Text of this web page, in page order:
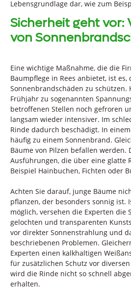
Lebensgrundlage dar, wie zum
Sicherheit geht vor:
von
Eine wichtige Maßnahme, die die
Baumpflege in Rees anbietet, ist es,
Sonnenbrandschäden zu schützen.
Frühjahr zu sogenannten
betroffenen Stellen noch gefroren
langsam wieder intensiver. Im
Rinde dadurch beschädigt. In
häufig zu einem Sonnenbrand.
Bäume von Pilzen befallen werden.
Ausführungen, die über eine glatte
Beispiel Hainbuchen, Fichten oder
Achten Sie darauf, junge Bäume
pflanzen, der besonders sonnig ist.
möglich, versehen die Experten die
gelochten und transparenten
vor direkter Sonnenstrahlung und
beschriebenen Problemen.
Experten einen kalkhaltigen
für zusätzlichen Schutz vor
wird die Rinde nicht so schnell
erhalten.